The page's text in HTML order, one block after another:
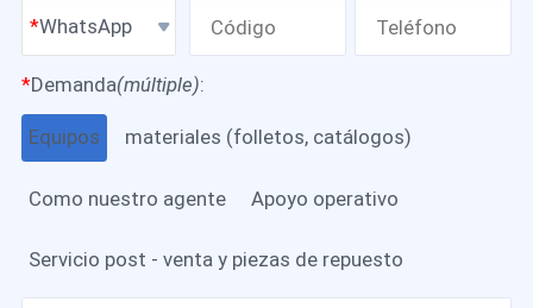
WhatsApp
*Demanda(múltiple):
Equipos materiales (folletos, catálogos)
Como nuestro agente Apoyo operativo
Servicio post - venta y piezas de repuesto